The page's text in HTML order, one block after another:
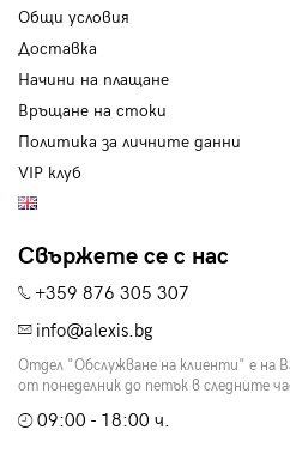
Общи условия
Доставка
Начини на плащане
Връщане на стоки
Политика за личните данни
VIP клуб
Свържете се с нас
+359 876 305 307
info@alexis.bg
Отдел "Обслужване на клиенти" е на
от понеделник до петък в следните
09:00 - 18:00 ч.